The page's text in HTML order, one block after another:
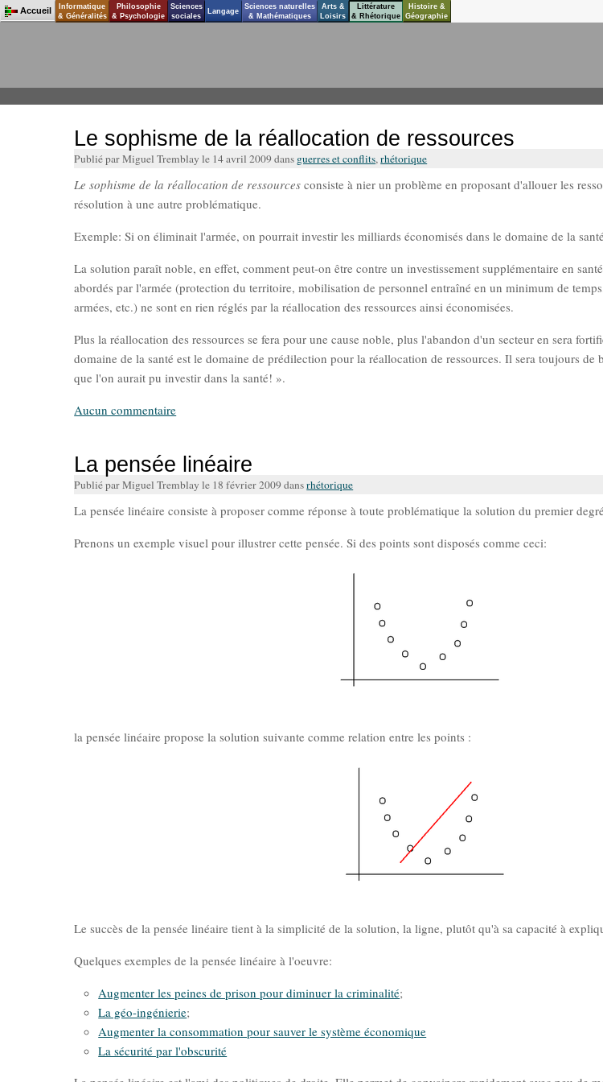
Le sophisme de la réallocation de ressources
Publié par Miguel Tremblay le 14 avril 2009 dans guerres et conflits,rhétorique
Le sophisme de la réallocation de ressources consiste à nier un problème en proposant d'allouer les
résolution à une autre problématique.
Exemple: Si on éliminait l'armée, on pourrait investir les milliards économisés dans le domaine de la
La solution paraît noble, en effet, comment peut-on être contre un investissement supplémentaire en
abordés par l'armée (protection du territoire, mobilisation de personnel entraîné en un minimum de
armées, etc.) ne sont en rien réglés par la réallocation des ressources ainsi économisées.
Plus la réallocation des ressources se fera pour une cause noble, plus l'abandon d'un secteur en sera
domaine de la santé est le domaine de prédilection pour la réallocation de ressources. Il sera toujours de
que l'on aurait pu investir dans la santé! ».
Aucun commentaire
La pensée linéaire
Publié par Miguel Tremblay le 18 février 2009 dansrhétorique
La pensée linéaire consiste à proposer comme réponse à toute problématique la solution du premier
Prenons un exemple visuel pour illustrer cette pensée. Si des points sont disposés comme ceci:
la pensée linéaire propose la solution suivante comme relation entre les points :
Le succès de la pensée linéaire tient à la simplicité de la solution, la ligne, plutôt qu'à sa capacité à
Quelques exemples de la pensée linéaire à l'oeuvre:
Augmenter les peines de prison pour diminuer la criminalité;
La géo-ingénierie;
Augmenter la consommation pour sauver le système économique
La sécurité par l'obscurité
Accueil
Informatique
& Généralités
Philosophie
& Psychologie
Sciences
sociales
Langage
Sciences naturelles
& Mathématiques
Arts &
Loisirs
Littérature
& Rhétorique
Histoire &
Géographie